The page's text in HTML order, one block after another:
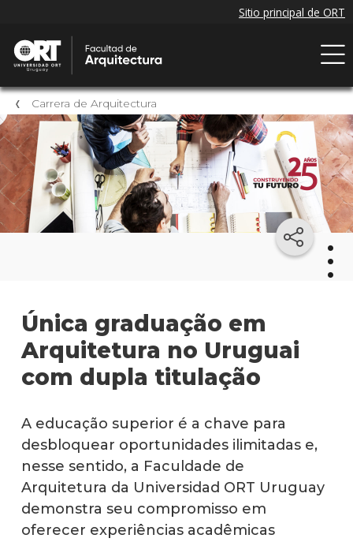
Carrera de Arquitectura
Única graduação em
Arquitetura no Uruguai
com dupla titulação
los
A educação superior é a chave para
desbloquear oportunidades ilimitadas e,
nesse sentido, a Faculdade de
Arquitetura da Universidad ORT Uruguay
demonstra seu compromisso em
oferecer experiências acadêmicas